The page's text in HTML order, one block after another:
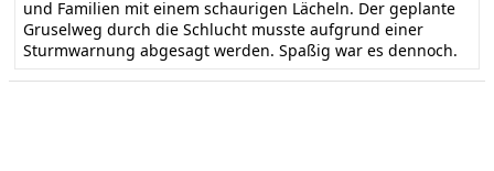
und Familien mit einem schaurigen Lächeln. Der geplante
Gruselweg durch die Schlucht musste aufgrund einer
Sturmwarnung abgesagt werden. Spaßig war es dennoch.